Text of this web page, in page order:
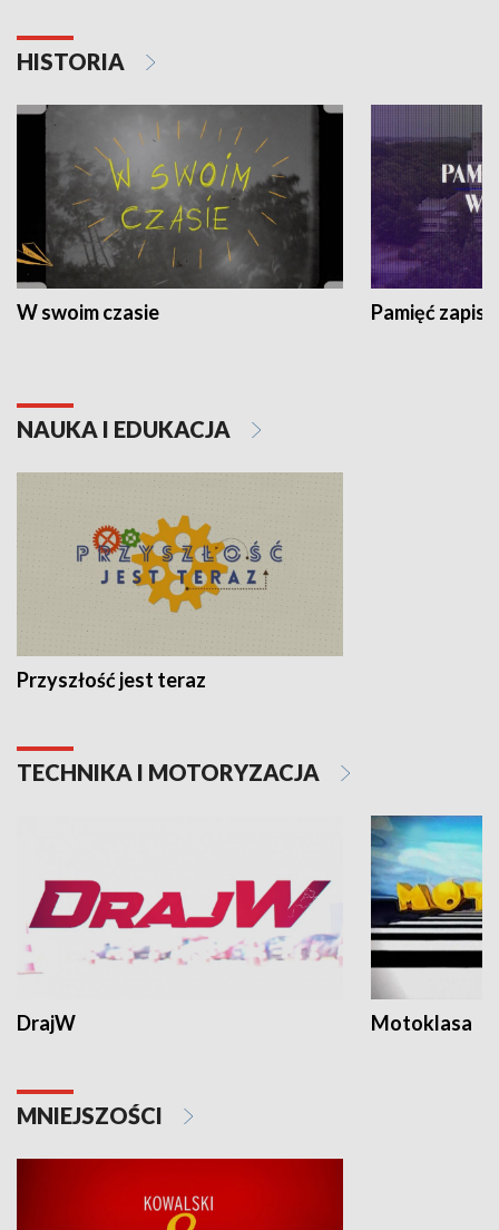
HISTORIA
W swoim czasie Pamięć
NAUKA I EDUKACJA
Przyszłość jest teraz
TECHNIKA I MOTORYZACJA
DrajW Motoklasa
MNIEJSZOŚCI